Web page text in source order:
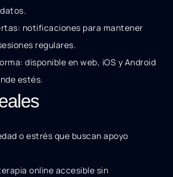
notificaciones para mantener
regulares.
disponible en web, iOS y Android
estés.
o estrés que buscan apoyo
online accesible sin